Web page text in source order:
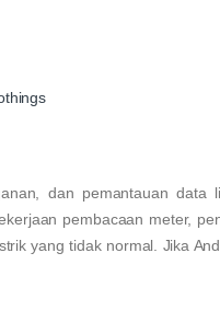
dan pemantauan data
pembacaan meter,
yang tidak normal. Jika